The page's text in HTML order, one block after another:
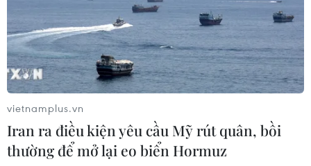
vietnamplus.vn
Iran ra điều kiện yêu cầu Mỹ rút quân, bồi
thường để mở lại eo biển Hormuz